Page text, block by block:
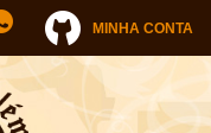
MINHA CONTA